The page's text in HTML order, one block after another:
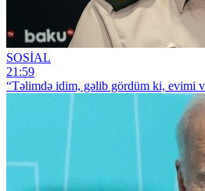
SOSİAL
21:59
“Təlimdə idim, gəlib gördüm ki, evimi